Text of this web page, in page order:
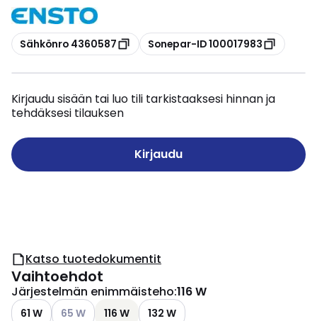
Kopioi
Sähkönro 4360587 Kopioi
Sonepar-ID 100017983
Kirjaudu sisään tai luo tili tarkistaaksesi hinnan ja
tehdäksesi tilauksen
Kirjaudu
Katso tuotedokumentit
Vaihtoehdot
Järjestelmän enimmäisteho:116 W
61 W Katso käytettävissä olevat vaihtoehdot
65 W 116 W 132 W